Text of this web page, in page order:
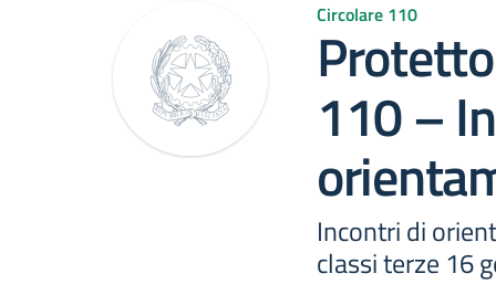
Circolare 110
110 –
Incontri di
classi terze 16